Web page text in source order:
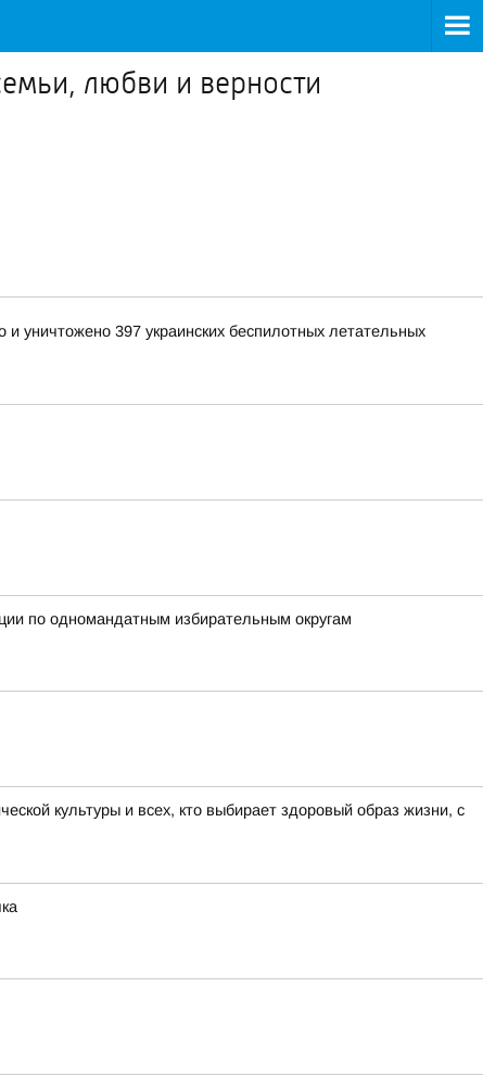
любви и верности
уничтожено 397 украинских беспилотных летательных
по одномандатным избирательным округам
культуры и всех, кто выбирает здоровый образ жизни, с